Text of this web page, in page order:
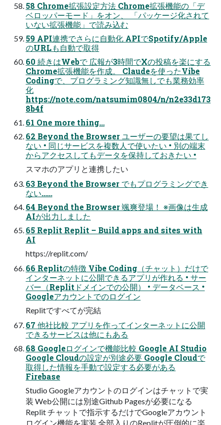
58 Chrome拡張設定方法 Chrome拡張機能の「デ
ベロッパーモード」をオン、 「パッケージ化されて
いない拡張機能」で読み込む
59 API連携でさらに自動化 APIでSpotify/Apple
のURLも自動で取得
60 続きはWebで 広報が3時間でXの投稿を楽にする
Chrome拡張機能を作成。 Claudeを使ったVibe
Codingで、プログラミング知識無しでも業務効率
化
https://note.com/natsumim0804/n/n2e33d173
8b4f
61 One more thing…
62 Beyond the Browser ユーザーの要望は果てし
ない • 同じサービスを複数人で使いたい • 別の端末
からアクセスしてもデータを保持しておきたい •
スマホのアプリと連携したい
63 Beyond the Browser でもプログラミングでき
ない……
64 Beyond the Browser 颯爽登場！ ※画像は生成
AIが出力しました
65 Replit Replit – Build apps and sites with
AI
https://replit.com/
66 Replitの特徴 Vibe Coding（チャット）だけで
インターネットに公開できるアプリが作れる • サー
バー（Replitドメインでの公開） • データベース •
Googleアカウントでのログイン
Replitですべてが完結
67 他社比較 アプリを作ってインターネットに公開
できるサービスは他にもある
68 Googleログインで機能比較 Google AI Studio
Google Cloudの設定が別途必要 Google Cloudで
取得した情報を手動で設定する必要がある
Firebase
Studio Googleアカウントのログインはチャットで実
装 Web公開には別途Github Pagesが必要になる
Replit チャットで指示するだけでGoogleアカウント
ログイン機能を実装 全部入りのReplitが圧倒的に楽